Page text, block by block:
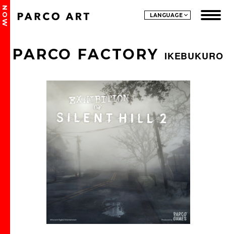
LANGUAGE
NOW
PARCO FACTORY IKEBUKURO